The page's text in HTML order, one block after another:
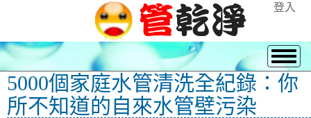
登入
5000個家庭水管清洗全紀錄：你
所不知道的自來水管壁污染